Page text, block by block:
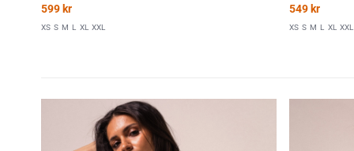
599kr
XS S M L XL XXL
549kr
XS S M L XL XXL